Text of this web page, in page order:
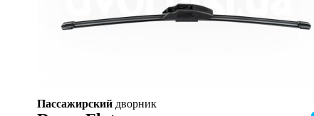
Пассажирский дворник